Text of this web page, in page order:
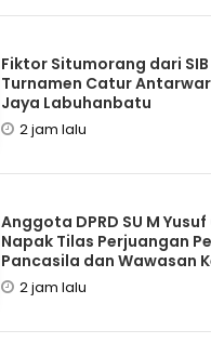
Fiktor Situmorang dari
Turnamen Catur
Jaya Labuhanbatu
2 jam lalu
Anggota DPRD SU M
Napak Tilas Perjuangan
Pancasila dan Wawasan
2 jam lalu